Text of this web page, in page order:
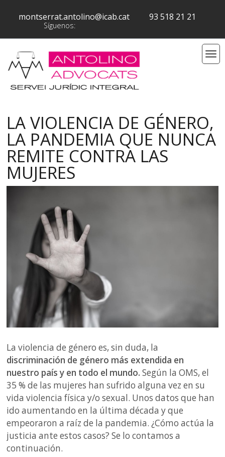
montserrat.antolino@icab.cat 93 518 21 21
Síguenos:
LA VIOLENCIA DE GÉNERO,
LA PANDEMIA QUE NUNCA
REMITE CONTRA LAS
MUJERES
La violencia de género es, sin duda, la
discriminación de género más extendida en
nuestro país y en todo el mundo. Según la OMS, el
35 % de las mujeres han sufrido alguna vez en su
vida violencia física y/o sexual. Unos datos que han
ido aumentando en la última década y que
empeoraron a raíz de la pandemia. ¿Cómo actúa la
justicia ante estos casos? Se lo contamos a
continuación.